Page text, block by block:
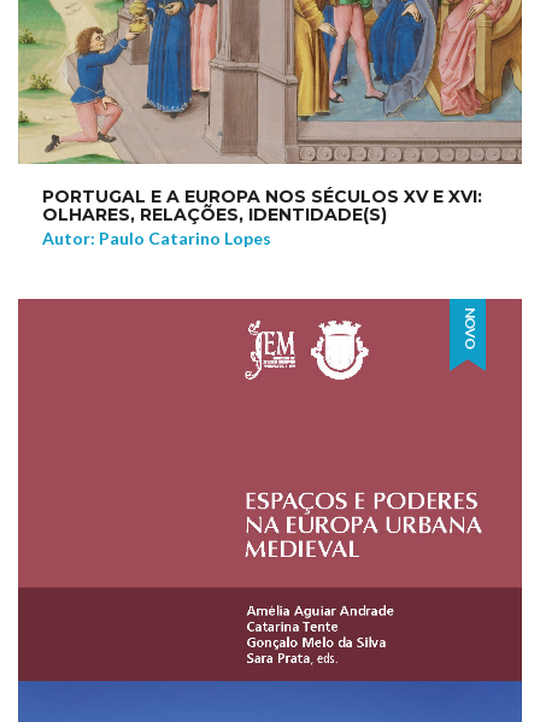
PORTUGAL E A EUROPA NOS SÉCULOS XV E XVI:
OLHARES, RELAÇÕES, IDENTIDADE(S)
Autor: Paulo Catarino Lopes
NOVO